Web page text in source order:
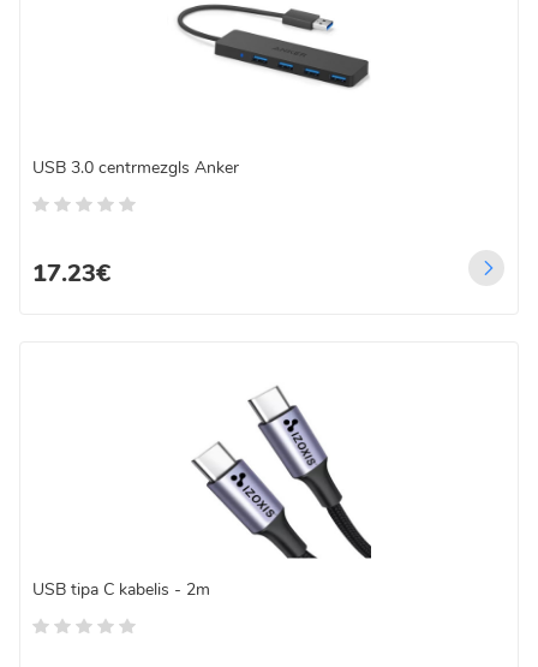
USB 3.0 centrmezgls Anker
17.23€
USB tipa C kabelis - 2m